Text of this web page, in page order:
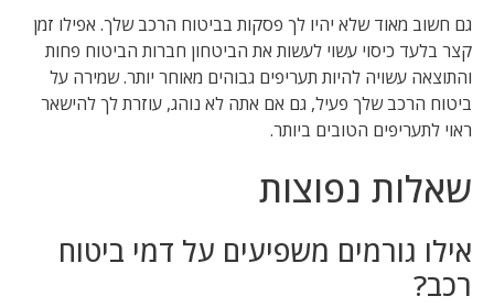
גם חשוב מאוד שלא יהיו לך פסקות בביטוח הרכב שלך. אפילו זמן
קצר בלעד כיסוי עשוי לעשות את הביטחון חברות הביטוח פחות
והתוצאה עשויה להיות תעריפים גבוהים מאוחר יותר. שמירה על
ביטוח הרכב שלך פעיל, גם אם אתה לא נוהג, עוזרת לך להישאר
ראוי לתעריפים הטובים ביותר.
שאלות נפוצות
אילו גורמים משפיעים על דמי ביטוח
רכב?